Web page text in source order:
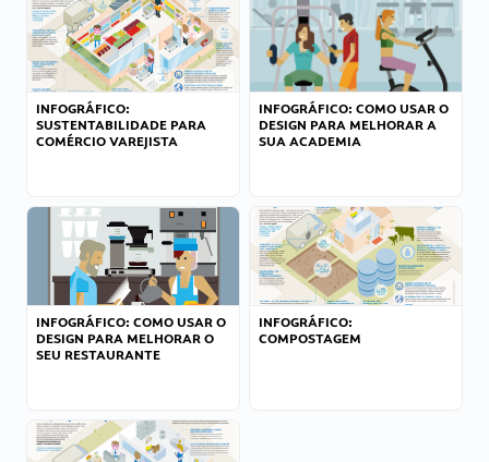
INFOGRÁFICO:
SUSTENTABILIDADE PARA
COMÉRCIO VAREJISTA
INFOGRÁFICO: COMO USAR O
DESIGN PARA MELHORAR A
SUA ACADEMIA
INFOGRÁFICO: COMO USAR O
DESIGN PARA MELHORAR O
SEU RESTAURANTE
INFOGRÁFICO:
COMPOSTAGEM